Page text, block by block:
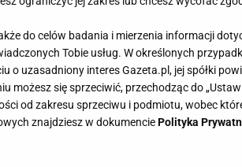
w "Królowej
do celów badania i mierzenia informacji
Tobie usług. W określonych
o uzasadniony interes Gazeta.pl, jej spółki
możesz się sprzeciwić, przechodząc do
od zakresu sprzeciwu i podmiotu, wobec
znajdziesz w dokumenciePolityka